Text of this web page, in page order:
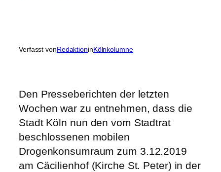
Verfasst vonRedaktioninKölnkolumne
Den Presseberichten der letzten
Wochen war zu entnehmen, dass die
Stadt Köln nun den vom Stadtrat
beschlossenen mobilen
Drogenkonsumraum zum 3.12.2019
am Cäcilienhof (Kirche St. Peter) in der